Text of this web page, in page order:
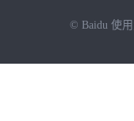
© Baidu 使